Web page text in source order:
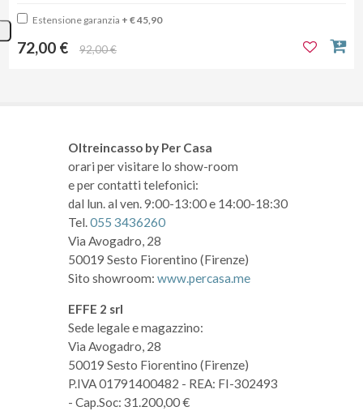
Estensione garanzia + € 45,90
72,00 € 92,00 €
Oltreincasso by Per Casa
orari per visitare lo show-room
e per contatti telefonici:
dal lun. al ven. 9:00-13:00 e 14:00-18:30
Tel.055 3436260
Via Avogadro, 28
50019 Sesto Fiorentino (Firenze)
Sito showroom: www.percasa.me
EFFE 2 srl
Sede legale e magazzino:
Via Avogadro, 28
50019 Sesto Fiorentino (Firenze)
P.IVA 01791400482 - REA: FI-302493
- Cap.Soc: 31.200,00 €